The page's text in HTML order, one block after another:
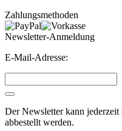
Zahlungsmethoden
Newsletter-Anmeldung
E-Mail-Adresse:
Der Newsletter kann
abbestellt werden.